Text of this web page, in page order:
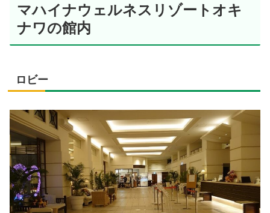
マハイナウェルネスリゾートオキ
ナワの館内
ロビー